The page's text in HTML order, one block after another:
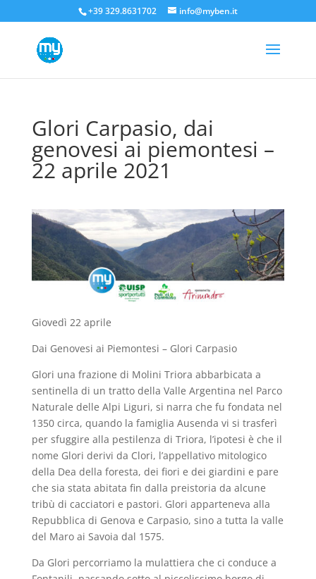
+39 329.8631702 info@myben.it
Glori Carpasio, dai
genovesi ai piemontesi –
22 aprile 2021
Giovedì 22 aprile
Dai Genovesi ai Piemontesi – Glori Carpasio
Glori una frazione di Molini Triora abbarbicata a
sentinella di un tratto della Valle Argentina nel Parco
Naturale delle Alpi Liguri, si narra che fu fondata nel
1350 circa, quando la famiglia Ausenda vi si trasferì
per sfuggire alla pestilenza di Triora, l’ipotesi è che il
nome Glori derivi da Clori, l’appellativo mitologico
della Dea della foresta, dei fiori e dei giardini e pare
che sia stata abitata fin dalla preistoria da alcune
tribù di cacciatori e pastori. Glori apparteneva alla
Repubblica di Genova e Carpasio, sino a tutta la valle
del Maro ai Savoia dal 1575.
Da Glori percorriamo la mulattiera che ci conduce a